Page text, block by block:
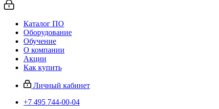
Каталог ПО
Оборудование
Обучение
О компании
Акции
Как купить
Личный кабинет
+7 495 744-00-04